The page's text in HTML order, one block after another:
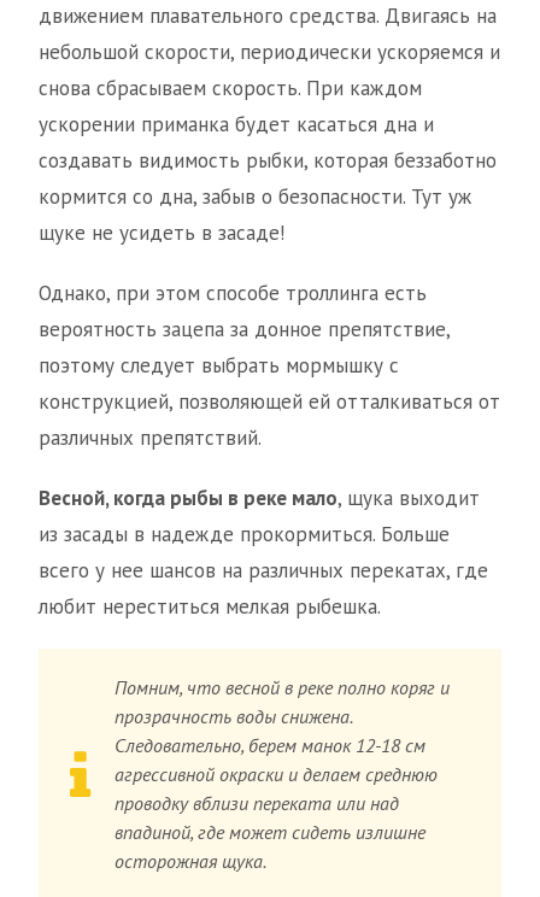
движением плавательного средства. Двигаясь на
небольшой скорости, периодически ускоряемся и
снова сбрасываем скорость. При каждом
ускорении приманка будет касаться дна и
создавать видимость рыбки, которая беззаботно
кормится со дна, забыв о безопасности. Тут уж
щуке не усидеть в засаде!
Однако, при этом способе троллинга есть
вероятность зацепа за донное препятствие,
поэтому следует выбрать мормышку с
конструкцией, позволяющей ей отталкиваться от
различных препятствий.
Весной, когда рыбы в реке мало, щука выходит
из засады в надежде прокормиться. Больше
всего у нее шансов на различных перекатах, где
любит нереститься мелкая рыбешка.
Помним, что весной в реке полно коряг и
прозрачность воды снижена.
Следовательно, берем манок 12-18 см
агрессивной окраски и делаем среднюю
проводку вблизи переката или над
впадиной, где может сидеть излишне
осторожная щука.